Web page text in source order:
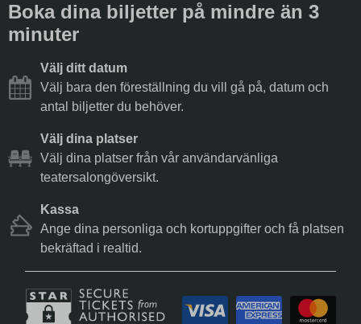
Boka dina biljetter på mindre än 3
minuter
Välj ditt datum
Välj bara den föreställning du vill gå på, datum och
antal biljetter du behöver.
Välj dina platser
Välj dina platser från vår användarvänliga
teatersalongöversikt.
Kassa
Ange dina personliga och kortuppgifter och få platsen
bekräftad i realtid.